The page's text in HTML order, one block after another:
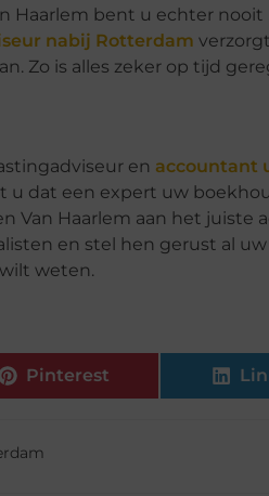
Haarlem bent u echter
nabij Rotterdam
Zo is alles zeker op tijd
en accountant
u dat een expert uw
Haarlem aan het juiste
en stel hen gerust al
weten.
Pinterest